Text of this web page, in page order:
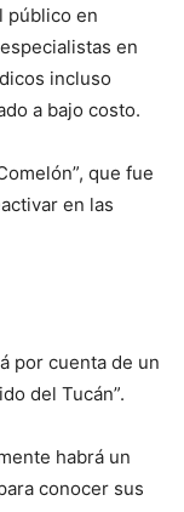
público en
en
incluso
a bajo costo.
que fue
en las
por cuenta de un
del Tucán”.
habrá un
conocer sus